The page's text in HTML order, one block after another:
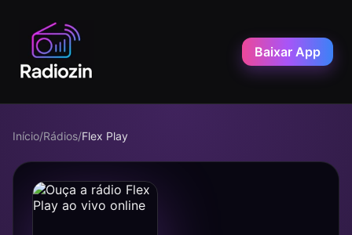
Baixar App
Início/Rádios/Flex Play